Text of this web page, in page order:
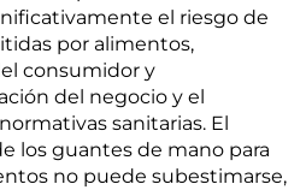
el riesgo de
por alimentos,
consumidor y
del negocio y el
sanitarias. El
los guantes de mano para
no puede subestimarse,